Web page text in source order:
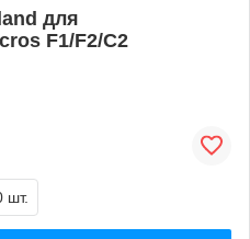
для
F1/F2/C2
шт.